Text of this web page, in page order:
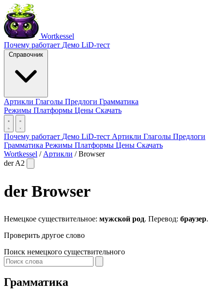
Wortkessel
Почему работает Демо LiD-тест
Справочник
Артикли Глаголы Предлоги Грамматика
Режимы Платформы Цены Скачать
Почему работает Демо LiD-тест Артикли Глаголы Предлоги
Грамматика Режимы Платформы Цены Скачать
Wortkessel / Артикли / Browser
derA2
derBrowser
Немецкое существительное: мужской род. Перевод: браузер.
Проверить другое слово
Поиск немецкого существительного
Грамматика